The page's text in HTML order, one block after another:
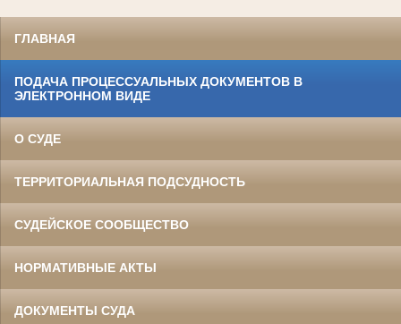
ГЛАВНАЯ
ПОДАЧА ПРОЦЕССУАЛЬНЫХ ДОКУМЕНТОВ В
ЭЛЕКТРОННОМ ВИДЕ
О СУДЕ
ТЕРРИТОРИАЛЬНАЯ ПОДСУДНОСТЬ
СУДЕЙСКОЕ СООБЩЕСТВО
НОРМАТИВНЫЕ АКТЫ
ДОКУМЕНТЫ СУДА